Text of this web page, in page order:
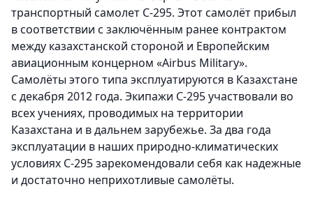
транспортный самолет С-295. Этот самолёт прибыл
в соответствии с заключённым ранее контрактом
между казахстанской стороной и Европейским
авиационным концерном «Airbus Military».
Самолёты этого типа эксплуатируются в Казахстане
с декабря 2012 года. Экипажи С-295 участвовали во
всех учениях, проводимых на территории
Казахстана и в дальнем зарубежье. За два года
эксплуатации в наших природно-климатических
условиях С-295 зарекомендовали себя как надежные
и достаточно неприхотливые самолёты.